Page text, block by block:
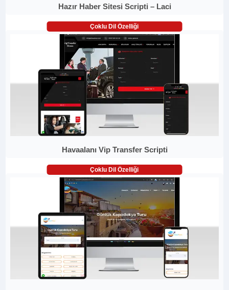
Hazır Haber Sitesi Scripti – Laci
Çoklu Dil Özelliği
Havaalanı Vip Transfer Scripti
Çoklu Dil Özelliği